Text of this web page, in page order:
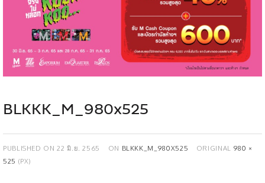
BLKKK_M_980x525
PUBLISHED ON22 มิ.ย. 2565 ON BLKKK_M_980X525 ORIGINAL 980 ×
525 (PX)